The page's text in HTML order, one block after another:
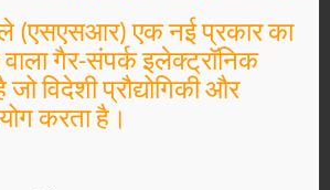
(एसएसआर) एक नई प्रकार का
गैर-संपर्क इलेक्ट्रॉनिक
विदेशी प्रौद्योगिकी और
करता है।